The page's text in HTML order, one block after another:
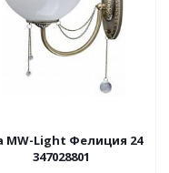
MW-Light Фелиция 24
347028801